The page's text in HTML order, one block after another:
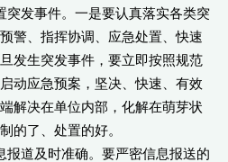
发事件。一是要认真落实各类突
警、指挥协调、应急处置、快速
发生突发事件，要立即按照规范
动应急预案，坚决、快速、有效
解决在单位内部，化解在萌芽状
的了、处置的好。
道及时准确。要严密信息报送的